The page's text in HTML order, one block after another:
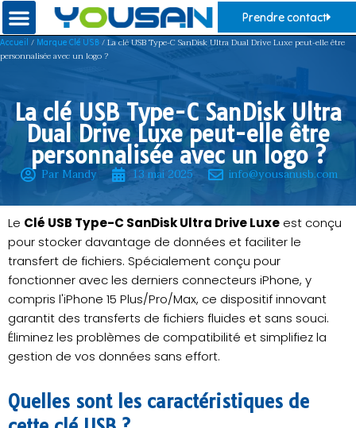
Prendre contact
Accueil / Marque Clé USB / La clé USB Type-C SanDisk Ultra Dual Drive Luxe peut-elle être
personnalisée avec un logo ?
La clé USB Type-C SanDisk Ultra
Dual Drive Luxe peut-elle être
personnalisée avec un logo ?
Par Mandy 13 mai 2025 info@yousanusb.com
Le Clé USB Type-C SanDisk Ultra Drive Luxe est conçu
pour stocker davantage de données et faciliter le
transfert de fichiers. Spécialement conçu pour
fonctionner avec les derniers connecteurs iPhone, y
compris l'iPhone 15 Plus/Pro/Max, ce dispositif innovant
garantit des transferts de fichiers fluides et sans souci.
Éliminez les problèmes de compatibilité et simplifiez la
gestion de vos données sans effort.
Quelles sont les caractéristiques de